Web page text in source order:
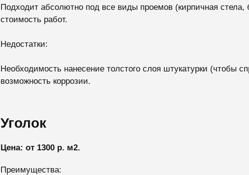
Подходит абсолютно под все виды проемов (кирпичная стела,
стоимость работ.
Недостатки:
Необходимость нанесение толстого слоя штукатурки (чтобы
возможность коррозии.
Уголок
Цена: от 1300 р. м2.
Преимущества: